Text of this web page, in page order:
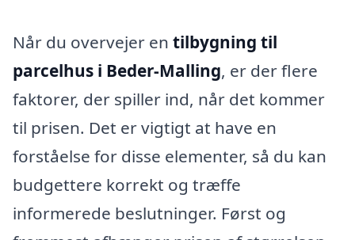
Når du overvejer en tilbygning til
parcelhus i Beder-Malling, er der flere
faktorer, der spiller ind, når det kommer
til prisen. Det er vigtigt at have en
forståelse for disse elementer, så du kan
budgettere korrekt og træffe
informerede beslutninger. Først og